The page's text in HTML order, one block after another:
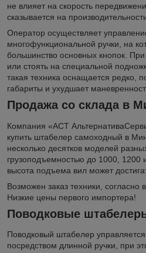
не влияет на скорость
сказывается на
Оператор осуществляет
многофункциональной ручки, на
большинство основных кнопок.
или стоять на специальной
такая техника оснащается редко,
габариты и ухудшает
Продажа со склада в
Компания «АСТ
купить штабелер самоходный в
несколько десятков моделей
грузоподъемностью до 1000, 1200
высота подъема вил может
Возможен заказ техники,
Низкие цены первого импортера!
Поводковые
Поводковый штабелер
посредством длинной ручки, при